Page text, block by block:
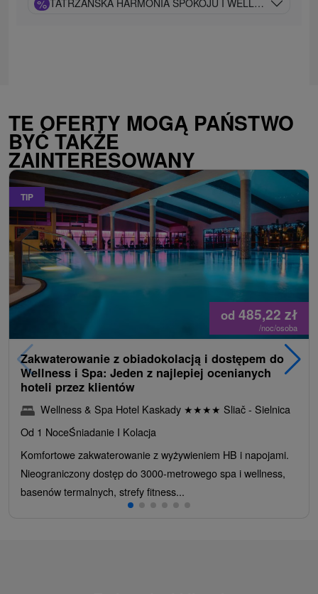
%
TE OFERTY MOGĄ PAŃSTWO
BYĆ TAKŻE
ZAINTERESOWANY
TIP
od 485,22 zł
/noc/osoba
Zakwaterowanie z obiadokolacją i dostępem do
Wellness i Spa: Jeden z najlepiej ocenianych
hoteli przez klientów
Wellness & Spa Hotel Kaskady ★★★★ Sliač - Sielnica
Od 1 NoceŚniadanie I Kolacja
Komfortowe zakwaterowanie z wyżywieniem HB i napojami.
Nieograniczony dostęp do 3000-metrowego spa i wellness,
basenów termalnych, strefy fitness...